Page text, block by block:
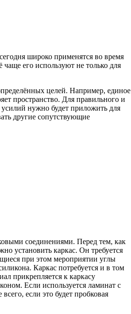
широко применятся во время
его используют не только для
целей. Например, единое
пространство. Для правильного и
нужно будет приложить для
другие сопутствующие
соединениями. Перед тем, как
установить каркас. Он требуется
при этом мероприятии углы
Каркас потребуется и в том
прикрепляется к каркасу
Если используется ламинат с
если это будет пробковая